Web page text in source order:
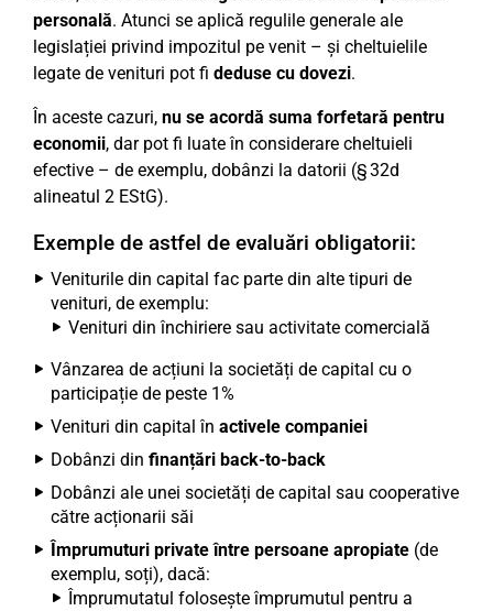
personală. Atunci se aplică regulile generale ale
legislației privind impozitul pe venit – și cheltuielile
legate de venituri pot fi deduse cu dovezi.
În aceste cazuri, nu se acordă suma forfetară pentru
economii, dar pot fi luate în considerare cheltuieli
efective – de exemplu, dobânzi la datorii (§ 32d
alineatul 2 EStG).
Exemple de astfel de evaluări obligatorii:
Veniturile din capital fac parte din alte tipuri de
venituri, de exemplu:
Venituri din închiriere sau activitate comercială
Vânzarea de acțiuni la societăți de capital cu o
participație de peste 1%
Venituri din capital în activele companiei
Dobânzi din finanțări back-to-back
Dobânzi ale unei societăți de capital sau cooperative
către acționarii săi
Împrumuturi private între persoane apropiate (de
exemplu, soți), dacă:
Împrumutatul folosește împrumutul pentru a